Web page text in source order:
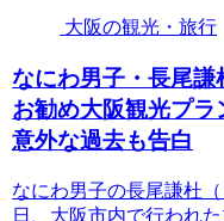
大阪の観光・旅行
なにわ男子・長尾謙
お勧め大阪観光プラ
意外な過去も告白
なにわ男子の長尾謙杜
日、大阪市内で行われ